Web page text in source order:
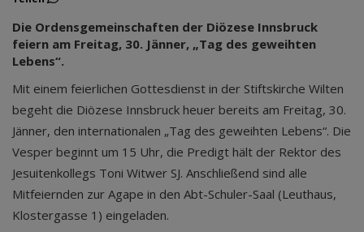
Die Ordensgemeinschaften der Diözese Innsbruck
feiern am Freitag, 30. Jänner, „Tag des geweihten
Lebens“.
Mit einem feierlichen Gottesdienst in der Stiftskirche Wilten
begeht die Diözese Innsbruck heuer bereits am Freitag, 30.
Jänner, den internationalen „Tag des geweihten Lebens“. Die
Vesper beginnt um 15 Uhr, die Predigt hält der Rektor des
Jesuitenkollegs Toni Witwer SJ. Anschließend sind alle
Mitfeiernden zur Agape in den Abt-Schuler-Saal (Leuthaus,
Klostergasse 1) eingeladen.